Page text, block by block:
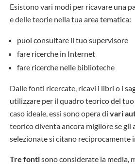
Esistono vari modi per ricavare una
e delle teorie nella tua area tematica:
puoi consultare il tuo supervisore
fare ricerche in Internet
fare ricerche nelle biblioteche
Dalle fonti ricercate, ricavi i libri o i
utilizzare per il quadro teorico del
caso ideale, essi sono opera di vari
teorico diventa ancora migliore se gli
selezionate si citano reciprocamente
Tre fontisono considerate la media,